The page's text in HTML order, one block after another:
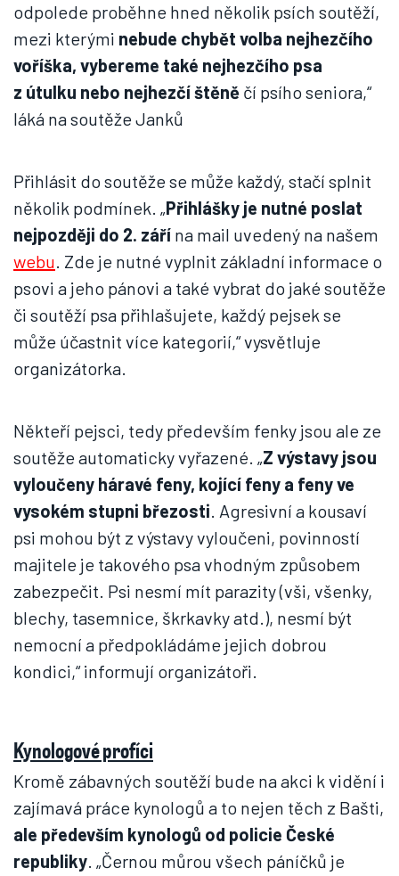
odpolede proběhne hned několik psích soutěží,
mezi kterými nebude chybět volba nejhezčího
voříška, vybereme také nejhezčího psa
z útulku nebo nejhezčí štěně čí psího seniora,“
láká na soutěže Janků
Přihlásit do soutěže se může každý, stačí splnit
několik podmínek. „Přihlášky je nutné poslat
nejpozději do 2. září na mail uvedený na našem
webu. Zde je nutné vyplnit základní informace o
psovi a jeho pánovi a také vybrat do jaké soutěže
či soutěží psa přihlašujete, každý pejsek se
může účastnit více kategorií,“ vysvětluje
organizátorka.
Někteří pejsci, tedy především fenky jsou ale ze
soutěže automaticky vyřazené. „Z výstavy jsou
vyloučeny háravé feny, kojící feny a feny ve
vysokém stupni březosti. Agresivní a kousaví
psi mohou být z výstavy vyloučeni, povinností
majitele je takového psa vhodným způsobem
zabezpečit. Psi nesmí mít parazity (vši, všenky,
blechy, tasemnice, škrkavky atd.), nesmí být
nemocní a předpokládáme jejich dobrou
kondici,“ informují organizátoři.
Kynologové profíci
Kromě zábavných soutěží bude na akci k vidění i
zajímavá práce kynologů a to nejen těch z Bašti,
ale především kynologů od policie České
republiky. „Černou můrou všech páníčků je